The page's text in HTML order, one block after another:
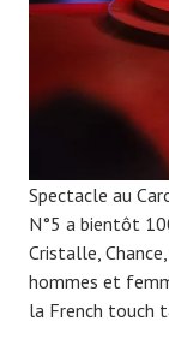
Spectacle au
N°5 a bientôt
Cristalle,
hommes et
la French touch